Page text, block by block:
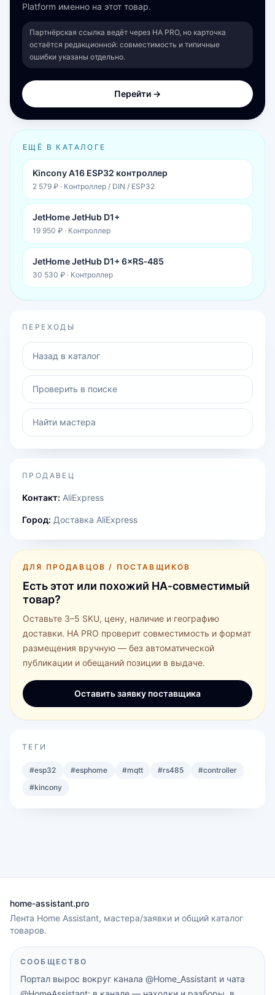
Platform именно на этот товар.
Партнёрская ссылка ведёт через HA PRO, но карточка
остаётся редакционной: совместимость и типичные
ошибки указаны отдельно.
Перейти →
ЕЩЁ В КАТАЛОГЕ
Kincony A16 ESP32 контроллер
2 579 ₽ · Контроллер / DIN / ESP32
JetHome JetHub D1+
19 950 ₽ · Контроллер
JetHome JetHub D1+ 6×RS‑485
30 530 ₽ · Контроллер
ПЕРЕХОДЫ
Назад в каталог
Проверить в поиске
Найти мастера
ПРОДАВЕЦ
Контакт: AliExpress
Город: Доставка AliExpress
ДЛЯ ПРОДАВЦОВ / ПОСТАВЩИКОВ
Есть этот или похожий HA‑совместимый
товар?
Оставьте 3–5 SKU, цену, наличие и географию
доставки. HA PRO проверит совместимость и формат
размещения вручную — без автоматической
публикации и обещаний позиции в выдаче.
Оставить заявку поставщика
ТЕГИ
#esp32 #esphome #mqtt #rs485 #controller
#kincony
home-assistant.pro
Лента Home Assistant, мастера/заявки и общий каталог
товаров.
СООБЩЕСТВО
Портал вырос вокруг канала @Home_Assistant и чата